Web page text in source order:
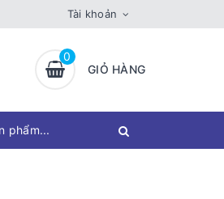
Tài khoản
0
GIỎ HÀNG